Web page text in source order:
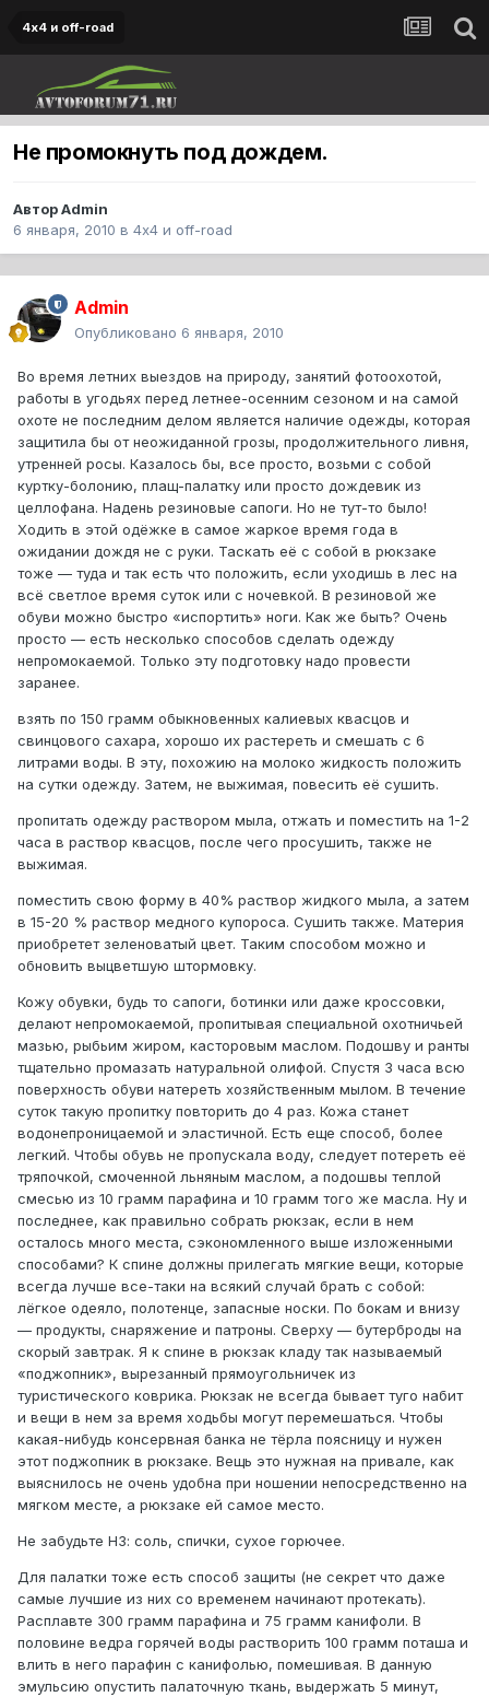
4х4 и off-road
Не промокнуть под дождем.
АвторAdmin
6 января, 2010 в 4х4 и off-road
Admin
Опубликовано 6 января, 2010
Во время летних выездов на природу, занятий фотоохотой,
работы в угодьях перед летнее-осенним сезоном и на самой
охоте не последним делом является наличие одежды, которая
защитила бы от неожиданной грозы, продолжительного ливня,
утренней росы. Казалось бы, все просто, возьми с собой
куртку-болонию, плащ-палатку или просто дождевик из
целлофана. Надень резиновые сапоги. Но не тут-то было!
Ходить в этой одёжке в самое жаркое время года в
ожидании дождя не с руки. Таскать её с собой в рюкзаке
тоже — туда и так есть что положить, если уходишь в лес на
всё светлое время суток или с ночевкой. В резиновой же
обуви можно быстро «испортить» ноги. Как же быть? Очень
просто — есть несколько способов сделать одежду
непромокаемой. Только эту подготовку надо провести
заранее.
взять по 150 грамм обыкновенных калиевых квасцов и
свинцового сахара, хорошо их растереть и смешать с 6
литрами воды. В эту, похожию на молоко жидкость положить
на сутки одежду. Затем, не выжимая, повесить её сушить.
пропитать одежду раствором мыла, отжать и поместить на 1-2
часа в раствор квасцов, после чего просушить, также не
выжимая.
поместить свою форму в 40% раствор жидкого мыла, а затем
в 15-20 % раствор медного купороса. Сушить также. Материя
приобретет зеленоватый цвет. Таким способом можно и
обновить выцветшую штормовку.
Кожу обувки, будь то сапоги, ботинки или даже кроссовки,
делают непромокаемой, пропитывая специальной охотничьей
мазью, рыбьим жиром, касторовым маслом. Подошву и ранты
тщательно промазать натуральной олифой. Спустя 3 часа всю
поверхность обуви натереть хозяйственным мылом. В течение
суток такую пропитку повторить до 4 раз. Кожа станет
водонепроницаемой и эластичной. Есть еще способ, более
легкий. Чтобы обувь не пропускала воду, следует потереть её
тряпочкой, смоченной льняным маслом, а подошвы теплой
смесью из 10 грамм парафина и 10 грамм того же масла. Ну и
последнее, как правильно собрать рюкзак, если в нем
осталось много места, сэкономленного выше изложенными
способами? К спине должны прилегать мягкие вещи, которые
всегда лучше все-таки на всякий случай брать с собой:
лёгкое одеяло, полотенце, запасные носки. По бокам и внизу
— продукты, снаряжение и патроны. Сверху — бутерброды на
скорый завтрак. Я к спине в рюкзак кладу так называемый
«поджопник», вырезанный прямоугольничек из
туристического коврика. Рюкзак не всегда бывает туго набит
и вещи в нем за время ходьбы могут перемешаться. Чтобы
какая-нибудь консервная банка не тёрла поясницу и нужен
этот поджопник в рюкзаке. Вещь это нужная на привале, как
выяснилось не очень удобна при ношении непосредственно на
мягком месте, а рюкзаке ей самое место.
Не забудьте НЗ: соль, спички, сухое горючее.
Для палатки тоже есть способ защиты (не секрет что даже
самые лучшие из них со временем начинают протекать).
Расплавте 300 грамм парафина и 75 грамм канифоли. В
половине ведра горячей воды растворить 100 грамм поташа и
влить в него парафин с канифолью, помешивая. В данную
эмульсию опустить палаточную ткань, выдержать 5 минут,